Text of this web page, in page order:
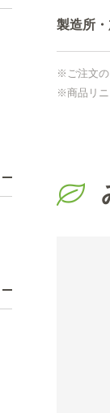
製造所
※ご注文の
※商品リニ